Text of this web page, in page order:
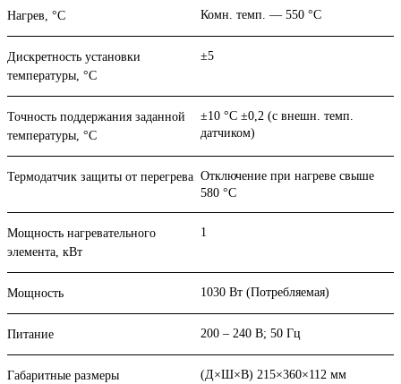
Нагрев, °С Комн. темп. — 550 °C
Дискретность установки
температуры, °С
±5
Точность поддержания заданной
температуры, °С
±10 °C ±0,2 (с внешн. темп.
датчиком)
Термодатчик защиты от перегрева Отключение при нагреве свыше
580 °C
Мощность нагревательного
элемента, кВт
1
Мощность 1030 Вт (Потребляемая)
Питание 200 – 240 В; 50 Гц
Габаритные размеры (Д×Ш×В) 215×360×112 мм